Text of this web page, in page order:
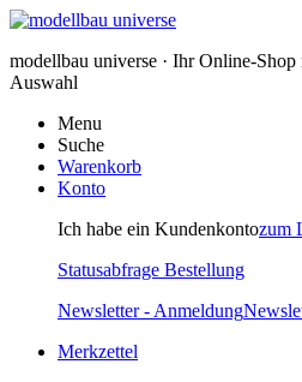
modellbau universe · Ihr Online-
Auswahl
Menu
Suche
Warenkorb
Konto
Ich habe ein Kundenkontozum
Statusabfrage Bestellung
Newsletter - Anmeldung
Merkzettel